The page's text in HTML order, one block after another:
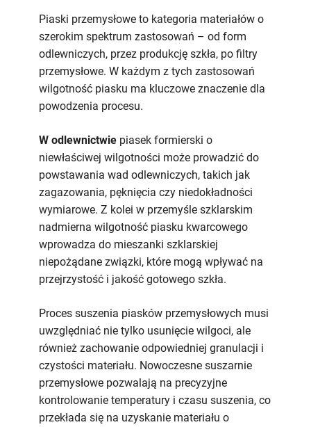
Piaski przemysłowe to kategoria materiałów o
szerokim spektrum zastosowań – od form
odlewniczych, przez produkcję szkła, po filtry
przemysłowe. W każdym z tych zastosowań
wilgotność piasku ma kluczowe znaczenie dla
powodzenia procesu.
W odlewnictwie piasek formierski o
niewłaściwej wilgotności może prowadzić do
powstawania wad odlewniczych, takich jak
zagazowania, pęknięcia czy niedokładności
wymiarowe. Z kolei w przemyśle szklarskim
nadmierna wilgotność piasku kwarcowego
wprowadza do mieszanki szklarskiej
niepożądane związki, które mogą wpływać na
przejrzystość i jakość gotowego szkła.
Proces suszenia piasków przemysłowych musi
uwzględniać nie tylko usunięcie wilgoci, ale
również zachowanie odpowiedniej granulacji i
czystości materiału. Nowoczesne suszarnie
przemysłowe pozwalają na precyzyjne
kontrolowanie temperatury i czasu suszenia, co
przekłada się na uzyskanie materiału o